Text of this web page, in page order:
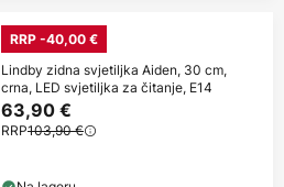
RRP -40,00 €
Lindby zidna svjetiljka Aiden, 30 cm,
crna, LED svjetiljka za čitanje, E14
63,90 €
RRP103,90 €